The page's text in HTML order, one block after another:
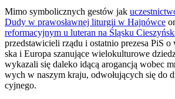
Mimo sym­bo­licz­nych gestów jak
Dudy w pra­wo­sław­nej litur­gii w Haj­nów­ce
refor­ma­cyj­nym u lute­ran na Ślą­sku
przed­sta­wi­cie­li rzą­du i ostat­nio pre­ze­sa PiS
ska i Euro­pa sza­nu­ją­ce wie­lo­kul­tu­ro­we
wyka­za­li się dale­ko idą­cą aro­gan­cją wobec
wych w naszym kra­ju, odwo­łu­ją­cych się do
cyj­ne­go.